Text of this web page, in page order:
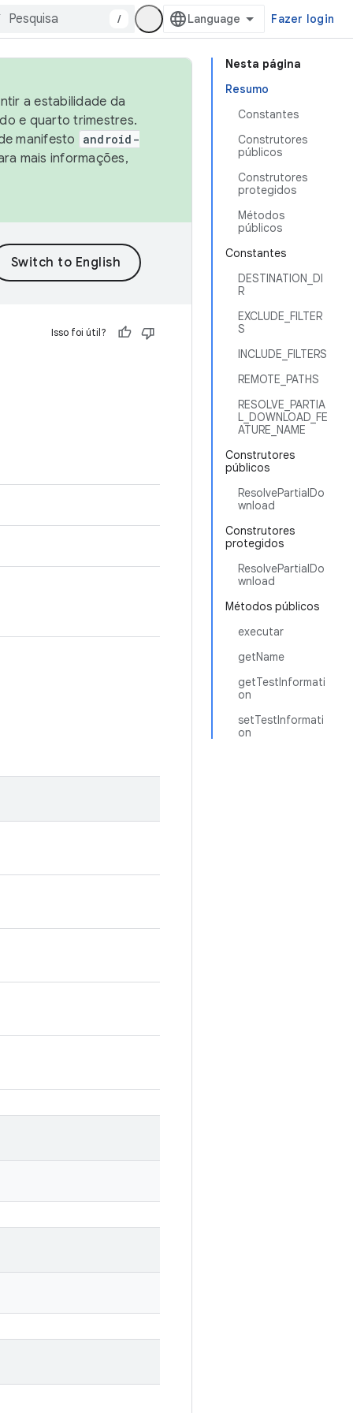
/ Fazer login
Nesta página
Resumo
Constantes
Construtores
públicos
Construtores
protegidos
Métodos
públicos
Constantes
DESTINATION_DI
R
EXCLUDE_FILTER
S
INCLUDE_FILTERS
REMOTE_PATHS
RESOLVE_PARTIA
L_DOWNLOAD_FE
ATURE_NAME
Construtores
públicos
ResolvePartialDo
wnload
Construtores
protegidos
ResolvePartialDo
wnload
Métodos públicos
executar
getName
getTestInformati
on
setTestInformati
on
a estabilidade da
e quarto trimestres.
manifesto
android-
mais informações,
Isso foi útil?